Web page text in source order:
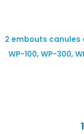
2 embouts canules
WP-100, WP-300,